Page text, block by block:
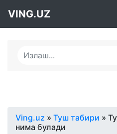
VING.UZ
Ving.uz » Туш табири »
нима булади